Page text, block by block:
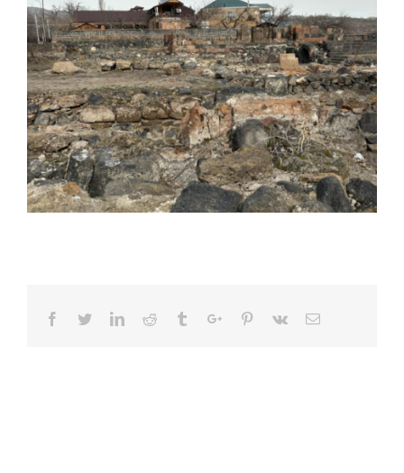
Facebook
TwitterLinkedinReddit TumblrGoogle+Pinterest
Vk Email